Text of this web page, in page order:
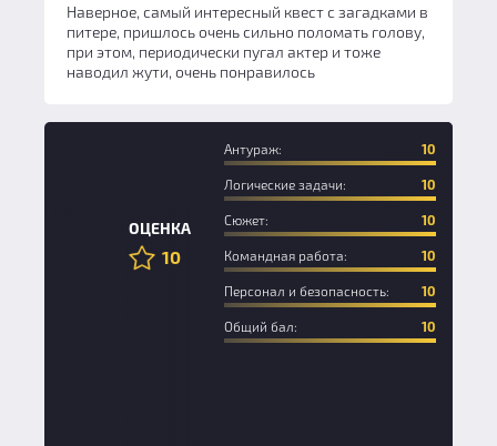
Наверное, самый интересный квест с загадками в
питере, пришлось очень сильно поломать голову,
при этом, периодически пугал актер и тоже
наводил жути, очень понравилось
ОЦЕНКА
10
Антураж: 10
Логические задачи: 10
Сюжет: 10
Командная работа: 10
Персонал и безопасность: 10
Общий бал: 10